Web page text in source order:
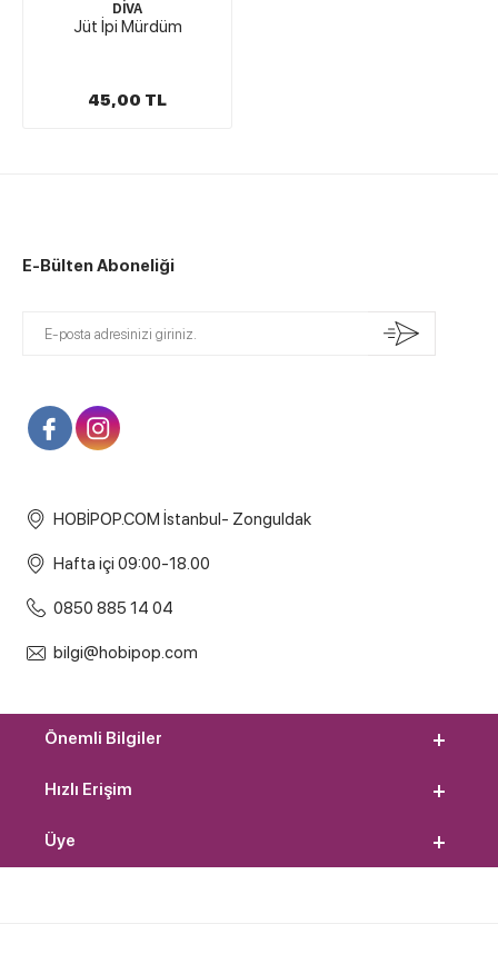
DİVA
Jüt İpi Mürdüm
45,00 TL
E-Bülten Aboneliği
HOBİPOP.COM İstanbul- Zonguldak
Hafta içi 09:00-18.00
0850 885 14 04
bilgi@hobipop.com
Önemli Bilgiler
Hızlı Erişim
Üye